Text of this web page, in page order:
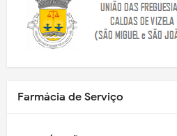
Farmácia de Serviço